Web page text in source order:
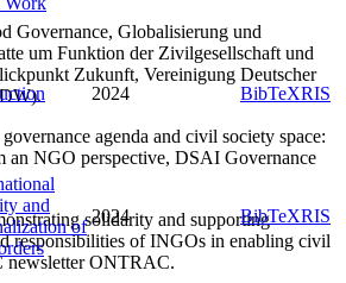
Governance, Globalisierung und
um Funktion der Zivilgesellschaft und
Zukunft, Vereinigung Deutscher
agenda and civil society space:
an NGO perspective, DSAI Governance
solidarity and supporting
responsibilities of INGOs in enabling civil
newsletter ONTRAC.
2024 BibTeXRIS
and
of
2024 BibTeXRIS